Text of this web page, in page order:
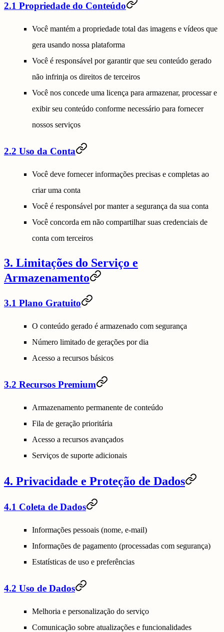
2.1 Propriedade do Conteúdo
Você mantém a propriedade total das imagens e vídeos que
gera usando nossa plataforma
Você é responsável por garantir que seu conteúdo gerado
não infrinja os direitos de terceiros
Você nos concede uma licença para armazenar, processar e
exibir seu conteúdo conforme necessário para fornecer
nossos serviços
2.2 Uso da Conta
Você deve fornecer informações precisas e completas ao
criar uma conta
Você é responsável por manter a segurança da sua conta
Você concorda em não compartilhar suas credenciais de
conta com terceiros
3. Limitações do Serviço e
Armazenamento
3.1 Plano Gratuito
O conteúdo gerado é armazenado com segurança
Número limitado de gerações por dia
Acesso a recursos básicos
3.2 Recursos Premium
Armazenamento permanente de conteúdo
Fila de geração prioritária
Acesso a recursos avançados
Serviços de suporte adicionais
4. Privacidade e Proteção de Dados
4.1 Coleta de Dados
Informações pessoais (nome, e-mail)
Informações de pagamento (processadas com segurança)
Estatísticas de uso e preferências
4.2 Uso de Dados
Melhoria e personalização do serviço
Comunicação sobre atualizações e funcionalidades